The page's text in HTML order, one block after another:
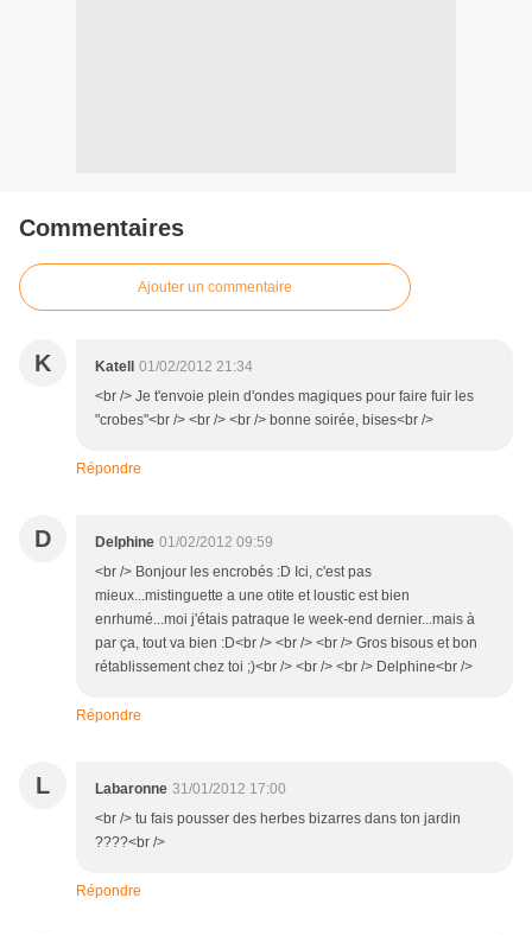
Commentaires
Ajouter un commentaire
K Katell
01/02/2012 21:34
<br /> Je t'envoie plein d'ondes magiques pour faire fuir les
"crobes"<br /> <br /> <br /> bonne soirée, bises<br />
Répondre
D Delphine 01/02/2012 09:59
<br /> Bonjour les encrobés :D Ici, c'est pas
mieux...mistinguette a une otite et loustic est bien
enrhumé...moi j'étais patraque le week-end dernier...mais à
par ça, tout va bien :D<br /> <br /> <br /> Gros bisous et bon
rétablissement chez toi ;)<br /> <br /> <br /> Delphine<br />
Répondre
L Labaronne 31/01/2012 17:00
<br /> tu fais pousser des herbes bizarres dans ton jardin
????<br />
Répondre